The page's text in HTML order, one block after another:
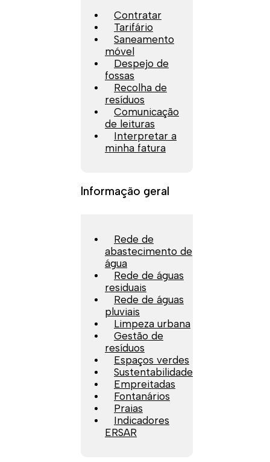
Contratar
Tarifário
Saneamento
móvel
Despejo de
fossas
Recolha de
resíduos
Comunicação
de leituras
Interpretar a
minha fatura
Informação geral
Rede de
abastecimento de
água
Rede de águas
residuais
Rede de águas
pluviais
Limpeza urbana
Gestão de
resíduos
Espaços verdes
Sustentabilidade
Empreitadas
Fontanários
Praias
Indicadores
ERSAR